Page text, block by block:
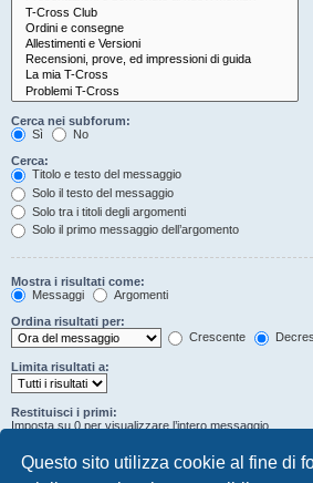
Questo sito utilizza cookie al fine di
Cerca nei subforum:
Sì
No
Cerca:
Titolo e testo del messaggio
Solo il testo del messaggio
Solo tra i titoli degli argomenti
Solo il primo messaggio dell’argomento
Mostra i risultati come:
Messaggi
Argomenti
Ordina risultati per:
Crescente
Limita risultati a:
Restituisci i primi:
Imposta su 0 per visualizzare l’intero messaggio.